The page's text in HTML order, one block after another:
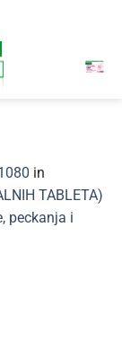
in
TABLETA)
peckanja i